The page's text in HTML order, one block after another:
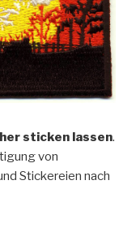
sticken lassen.
von
Stickereien nach